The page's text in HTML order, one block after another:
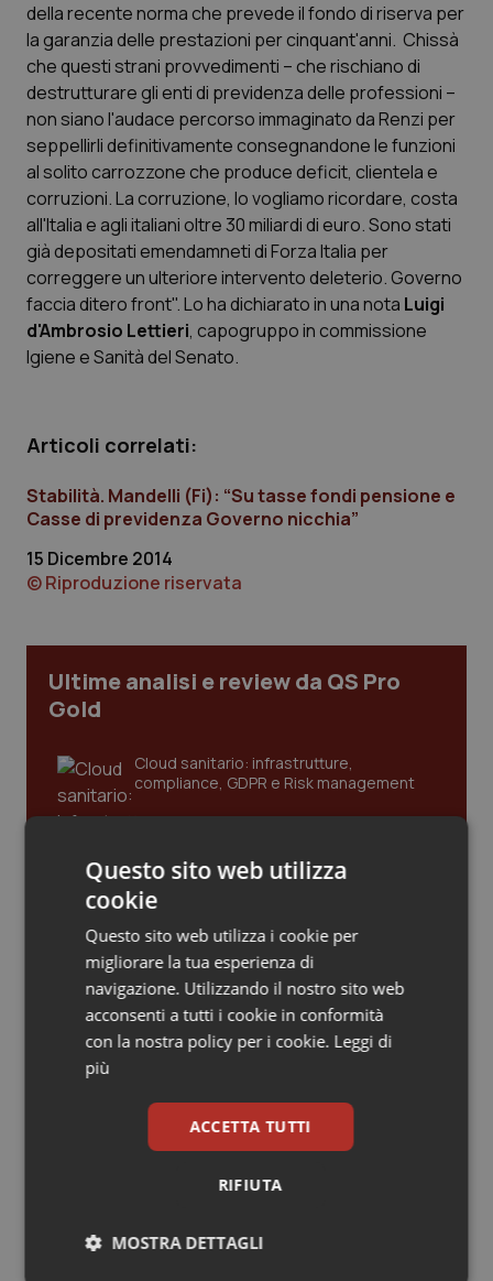
Edizioni Regionali
QS Pro
Professionisti Sanitari.AI
Abruzzo
Basilicata
Calabria
Campania
Friuli Venezia Giulia
Liguria
Lombardia
Marche
Molise
Provincia Autonoma di Bolzano
Provincia Autonoma di Trento
Puglia
Sardegna
QS Pro Gold
Artrite & artrosi
Asma & BPCO
Car-T
Dermatite Atopica
Disturbi dell’umore
Dolore
Donna & Salute
Epatiti
Infezioni & Febbre
Ipertensione & Scompenso
Malattie rare
Malattia di Crohn & Rettocolite Ulcerosa
Neuroscienze & patologie neurodegenerative
QS Club Newsletter
della recente norma che prevede il fondo di riserva per
la garanzia delle prestazioni per cinquant'anni. Chissà
che questi strani provvedimenti – che rischiano di
destrutturare gli enti di previdenza delle professioni –
non siano l'audace percorso immaginato da Renzi per
seppellirli definitivamente consegnandone le funzioni
al solito carrozzone che produce deficit, clientela e
corruzioni. La corruzione, lo vogliamo ricordare, costa
all'Italia e agli italiani oltre 30 miliardi di euro. Sono stati
già depositati emendamneti di Forza Italia per
correggere un ulteriore intervento deleterio. Governo
faccia ditero front". Lo ha dichiarato in una nota Luigi
d'Ambrosio Lettieri, capogruppo in commissione
Igiene e Sanità del Senato.
Articoli correlati:
Stabilità. Mandelli (Fi): “Su tasse fondi pensione e
Casse di previdenza Governo nicchia”
15 Dicembre 2014
© Riproduzione riservata
Ultime analisi e review da QS Pro
Gold
Cloud sanitario: infrastrutture,
compliance, GDPR e Risk management
Gestione dell'Ipertensione resistente:
dalle Linee Guida alle terapie innovative
Leadership Infermieristica 2026: nuovi
modelli di responsabilità e autonomia
clinici ad alte prestazioni
AI e telemedicina nello studio
Questo sito web utilizza
cookie
Questo sito web utilizza i cookie per
migliorare la tua esperienza di
navigazione. Utilizzando il nostro sito web
acconsenti a tutti i cookie in conformità
con la nostra policy per i cookie. Leggi di
più
ACCETTA TUTTI
RIFIUTA
MOSTRA DETTAGLI